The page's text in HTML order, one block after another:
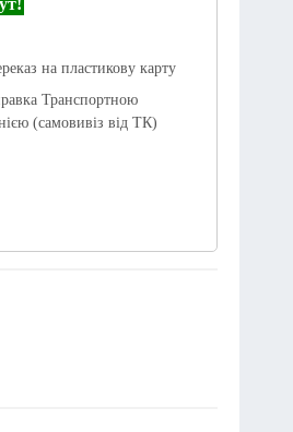
на пластикову карту
Транспортною
(самовивіз від ТК)